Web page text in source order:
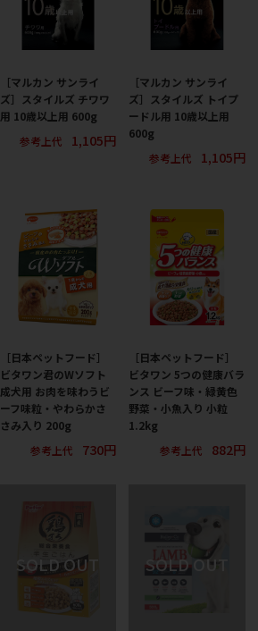
［マルカン サンライ
ズ］スタイルズ チワワ
用 10歳以上用 600g
参考上代
1,105円
［マルカン サンライ
ズ］スタイルズ トイプ
ードル用 10歳以上用
600g
参考上代
1,105円
［日本ペットフード］
ビタワン君のWソフト
成犬用 お肉を味わうビ
ーフ味粒・やわらかさ
さみ入り 200g
参考上代
730円
［日本ペットフード］
ビタワン 5つの健康バラ
ンス ビーフ味・緑黄色
野菜・小魚入り 小粒
1.2kg
参考上代
882円